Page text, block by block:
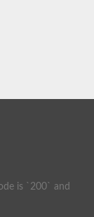
is `200` and